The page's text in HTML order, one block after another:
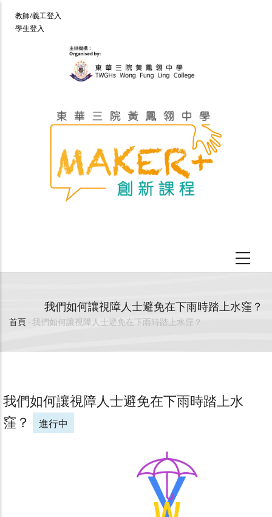
User
account
教師/義工登入
學生登入
我們如何讓視障人士避免在下雨時踏上水窪？
導
連
結
首頁 -我們如何讓視障人士避免在下雨時踏上水窪？
我們如何讓視障人士避免在下雨時踏上水
窪？
進行中